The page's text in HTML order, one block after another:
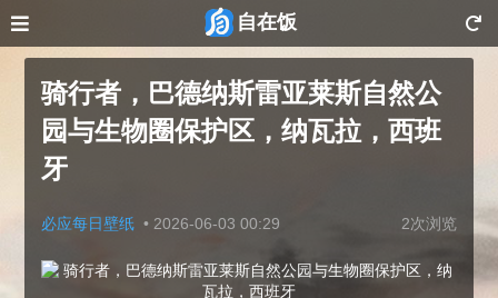
自在饭
骑行者，巴德纳斯雷亚莱斯自然公
园与生物圈保护区，纳瓦拉，西班
牙
必应每日壁纸 • 2026-06-03 00:29 2次浏览